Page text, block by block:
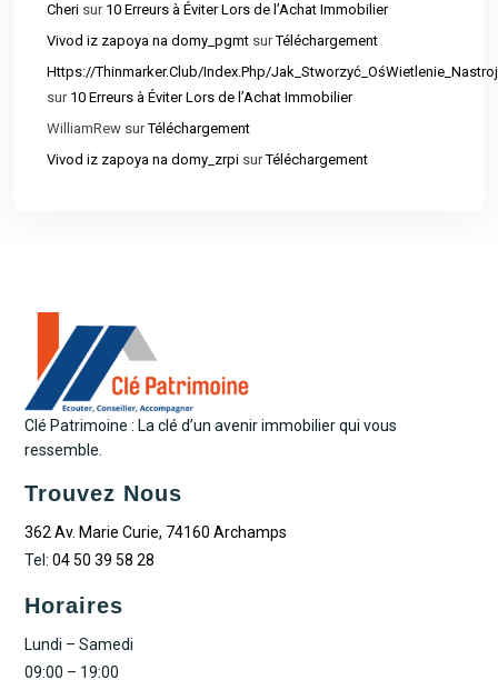
Cheri sur 10 Erreurs à Éviter Lors de l’Achat Immobilier
Vivod iz zapoya na domy_pgmt surTéléchargement
Https://Thinmarker.Club/Index.Php/
sur 10 Erreurs à Éviter Lors de l’Achat Immobilier
WilliamRew surTéléchargement
Vivod iz zapoya na domy_zrpi surTéléchargement
Clé Patrimoine : La clé d’un avenir immobilier qui vous
ressemble.
Trouvez Nous
362 Av. Marie Curie, 74160 Archamps
Tel:04 50 39 58 28
Horaires
Lundi – Samedi
09:00 – 19:00